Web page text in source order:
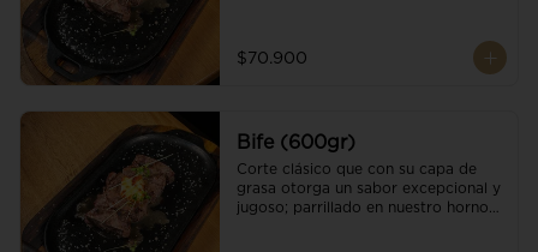
cristales de sal y mantequilla de ajo
y pimientos. Una guarnición a
$70.900
Bife (600gr)
Corte clásico que con su capa de
grasa otorga un sabor excepcional y
jugoso; parrillado en nuestro horno